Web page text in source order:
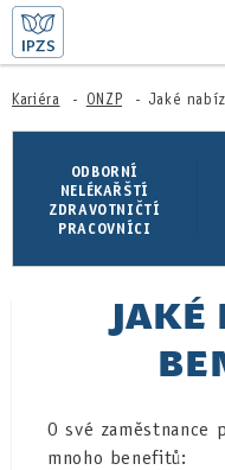
ŽIVOTNÍ SITUACE
O NÁS
KARIÉRA
PRO LÉKAŘE
Kariéra ONZP Jaké
ODBORNÍ
NELÉKAŘŠTÍ
ZDRAVOTNIČTÍ
PRACOVNÍCI
JAKÉ
O své zaměstnance
mnoho benefitů: